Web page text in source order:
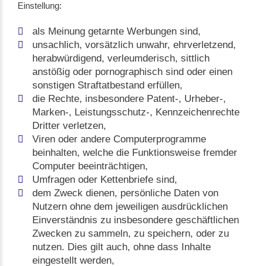
Einstellung:
als Meinung getarnte Werbungen sind,
unsachlich, vorsätzlich unwahr, ehrverletzend,
herabwürdigend, verleumderisch, sittlich
anstößig oder pornographisch sind oder einen
sonstigen Straftatbestand erfüllen,
die Rechte, insbesondere Patent-, Urheber-,
Marken-, Leistungsschutz-, Kennzeichenrechte
Dritter verletzen,
Viren oder andere Computerprogramme
beinhalten, welche die Funktionsweise fremder
Computer beeinträchtigen,
Umfragen oder Kettenbriefe sind,
dem Zweck dienen, persönliche Daten von
Nutzern ohne dem jeweiligen ausdrücklichen
Einverständnis zu insbesondere geschäftlichen
Zwecken zu sammeln, zu speichern, oder zu
nutzen. Dies gilt auch, ohne dass Inhalte
eingestellt werden,